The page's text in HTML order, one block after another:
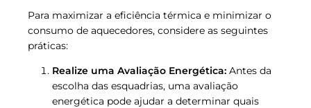
Para maximizar a eficiência térmica e minimizar o
consumo de aquecedores, considere as seguintes
práticas:
Realize uma Avaliação Energética: Antes da
escolha das esquadrias, uma avaliação
energética pode ajudar a determinar quais